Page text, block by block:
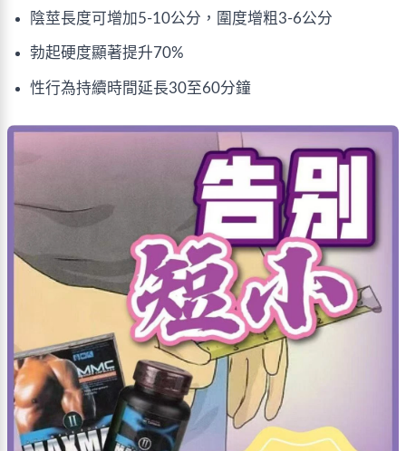
陰莖長度可增加5-10公分，圍度增粗3-6公分
勃起硬度顯著提升70%
性行為持續時間延長30至60分鐘